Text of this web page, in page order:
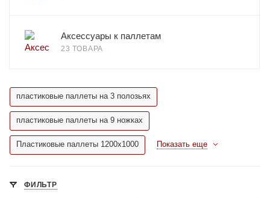
Аксессуары к паллетам
23 ТОВАРА
пластиковые паллеты на 3 полозьях
пластиковые паллеты на 9 ножках
Пластиковые паллеты 1200х1000 Показать еще
ФИЛЬТР